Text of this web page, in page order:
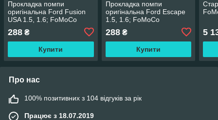
Прокладка помпи
оригінальна Ford Fusion
USA 1.5, 1.6; FoMoCo
288 ₴
Купити
Прокладка помпи
оригінальна Ford Escape
1.5, 1.6; FoMoCo
288₴
Купити
5
Про нас
100% позитивних з 104 відгуків за рік
Працює з 18.07.2019